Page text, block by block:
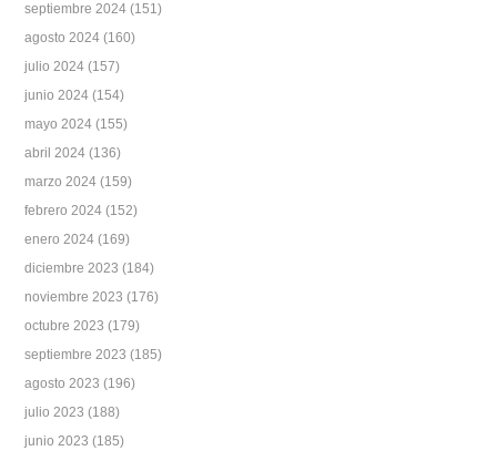
septiembre 2024 (151)
agosto 2024 (160)
julio 2024 (157)
junio 2024 (154)
mayo 2024 (155)
abril 2024 (136)
marzo 2024 (159)
febrero 2024 (152)
enero 2024 (169)
diciembre 2023 (184)
noviembre 2023 (176)
octubre 2023 (179)
septiembre 2023 (185)
agosto 2023 (196)
julio 2023 (188)
junio 2023 (185)